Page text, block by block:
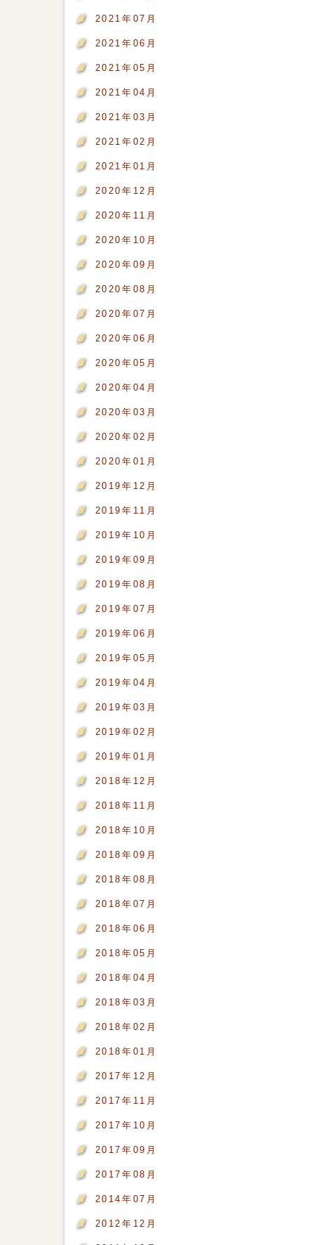
2021年07月
2021年06月
2021年05月
2021年04月
2021年03月
2021年02月
2021年01月
2020年12月
2020年11月
2020年10月
2020年09月
2020年08月
2020年07月
2020年06月
2020年05月
2020年04月
2020年03月
2020年02月
2020年01月
2019年12月
2019年11月
2019年10月
2019年09月
2019年08月
2019年07月
2019年06月
2019年05月
2019年04月
2019年03月
2019年02月
2019年01月
2018年12月
2018年11月
2018年10月
2018年09月
2018年08月
2018年07月
2018年06月
2018年05月
2018年04月
2018年03月
2018年02月
2018年01月
2017年12月
2017年11月
2017年10月
2017年09月
2017年08月
2014年07月
2012年12月